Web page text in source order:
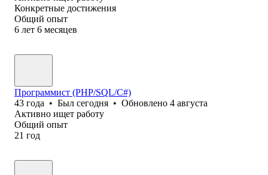
Конкретные достижения
Общий опыт
6 лет 6 месяцев
Программист (PHP/SQL/C#)
43 года • Был сегодня • Обновлено 4 августа
Активно ищет работу
Общий опыт
21 год